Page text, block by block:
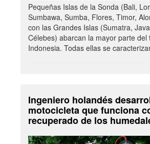
Pequeñas Islas de la Sonda (Bali,
Sumbawa, Sumba, Flores, Timor,
con las Grandes Islas (Sumatra,
Célebes) abarcan la mayor parte del
Indonesia. Todas ellas se
Ingeniero holandés
motocicleta que funciona
recuperado de los